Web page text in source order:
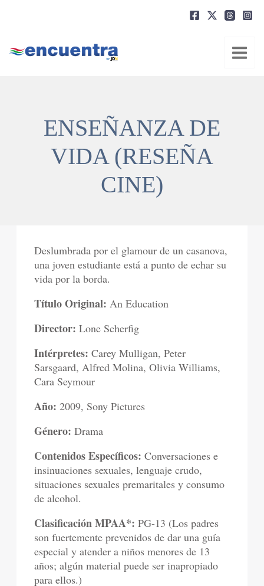
ENSEÑANZA DE
VIDA (RESEÑA
CINE)
Deslumbrada por el glamour de un casanova,
una joven estudiante está a punto de echar su
vida por la borda.
Título Original: An Education
Director: Lone Scherfig
Intérpretes: Carey Mulligan, Peter
Sarsgaard, Alfred Molina, Olivia Williams,
Cara Seymour
Año:2009, Sony Pictures
Género: Drama
Contenidos Específicos: Conversaciones e
insinuaciones sexuales, lenguaje crudo,
situaciones sexuales premaritales y consumo
de alcohol.
Clasificación MPAA*:PG-13 (Los padres
son fuertemente prevenidos de dar una guía
especial y atender a niños menores de 13
años; algún material puede ser inapropiado
para ellos.)